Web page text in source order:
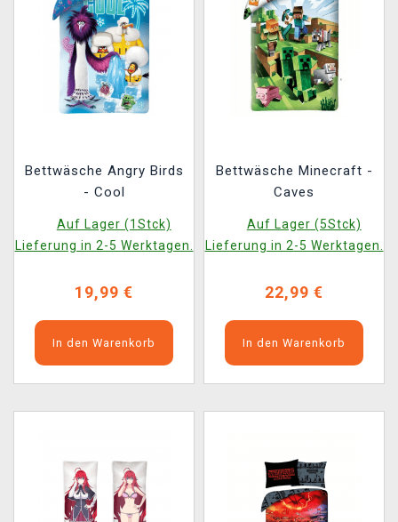
Bettwäsche Angry Birds
- Cool
Auf Lager (1Stck)
Lieferung in 2-5 Werktagen.
19,99 €
In den Warenkorb
Bettwäsche Minecraft -
Caves
Auf Lager (5Stck)
Lieferung in 2-5 Werktagen.
22,99 €
In den Warenkorb